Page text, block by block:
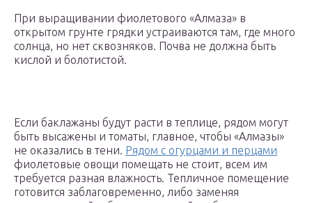
При выращивании фиолетового «Алмаза» в
открытом грунте грядки устраиваются там, где много
солнца, но нет сквозняков. Почва не должна быть
кислой и болотистой.
Если баклажаны будут расти в теплице, рядом могут
быть высажены и томаты, главное, чтобы «Алмазы»
не оказались в тени. Рядом с огурцами и перцами
фиолетовые овощи помещать не стоит, всем им
требуется разная влажность. Тепличное помещение
готовится заблаговременно, либо заменяя